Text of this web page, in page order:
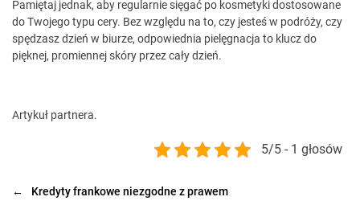
Pamiętaj jednak, aby regularnie sięgać po kosmetyki dostosowane
do Twojego typu cery. Bez względu na to, czy jesteś w podróży, czy
spędzasz dzień w biurze, odpowiednia pielęgnacja to klucz do
pięknej, promiennej skóry przez cały dzień.
Artykuł partnera.
5/5 - 1 głosów
←
Kredyty frankowe niezgodne z prawem